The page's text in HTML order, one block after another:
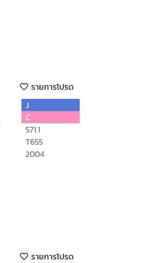
รายการโปรด
J
C
571.1
T655
2004
รายการโปรด